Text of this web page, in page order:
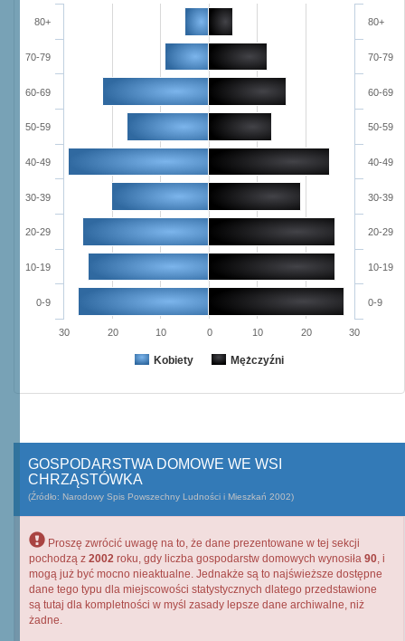
Kobiety Mężczyźni
0-9
10-19
20-29
30-39
40-49
50-59
60-69
70-79
80+
0-9
10-19
20-29
30-39
40-49
50-59
60-69
70-79
80+
30 20 10 0 10 20 30
GOSPODARSTWA DOMOWE WE WSI
CHRZĄSTÓWKA
(Źródło: Narodowy Spis Powszechny Ludności i Mieszkań 2002)
Proszę zwrócić uwagę na to, że dane prezentowane w tej sekcji
pochodzą z 2002 roku, gdy liczba gospodarstw domowych wynosiła 90, i
mogą już być mocno nieaktualne. Jednakże są to najświeższe dostępne
dane tego typu dla miejscowości statystycznych dlatego przedstawione
są tutaj dla kompletności w myśl zasady lepsze dane archiwalne, niż
żadne.